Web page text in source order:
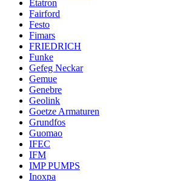
Etatron
Fairford
Festo
Fimars
FRIEDRICH
Funke
Gefeg Neckar
Gemue
Genebre
Geolink
Goetze Armaturen
Grundfos
Guomao
IFEC
IFM
IMP PUMPS
Inoxpa